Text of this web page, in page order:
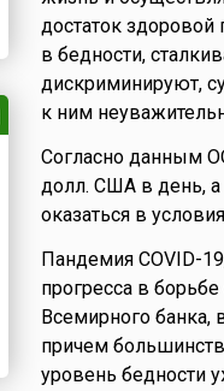
достаток
в бедности,
дискриминируют,
к ним
Согласно данным
долл. США в день, а
оказаться в
Пандемия COVID-
прогресса в
Всемирного банка,
причем
уровень бедности